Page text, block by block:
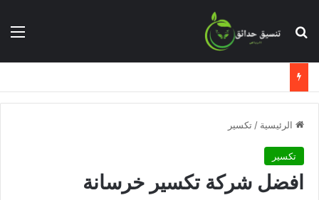
بحث عن
الرئيسية / تكسير
تكسير
افضل شركة تكسير خرسانة